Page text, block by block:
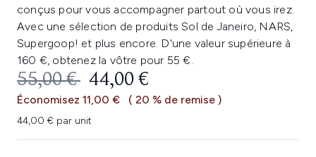
conçus pour vous accompagner partout où vous irez.
Avec une sélection de produits Sol de Janeiro, NARS,
Supergoop! et plus encore. D'une valeur supérieure à
160 €, obtenez la vôtre pour 55 €.
PRIX DE VENTE :
55,00 € PRIX ​​ACTUEL :
44,00 €
Économisez 11,00 € ( 20 % de remise )
44,00 € par unit